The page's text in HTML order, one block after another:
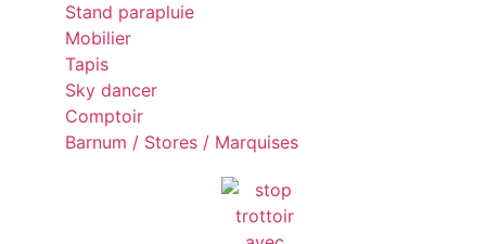
Stand parapluie
Mobilier
Tapis
Sky dancer
Comptoir
Barnum / Stores / Marquises